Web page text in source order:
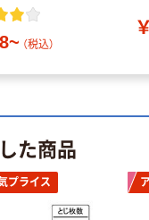
ビッド PEFC認
（税込）
た商品
プライス